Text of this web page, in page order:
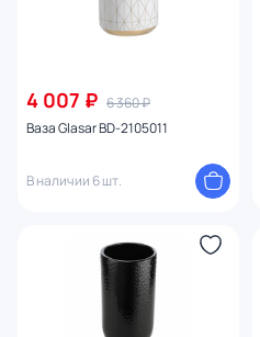
4 007 ₽ 6 360 ₽
Ваза Glasar BD-2105011
В наличии 6 шт.